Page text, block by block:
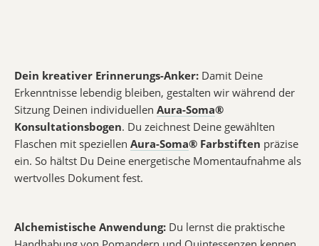
Dein kreativer Erinnerungs-Anker: Damit Deine
Erkenntnisse lebendig bleiben, gestalten wir während der
Sitzung Deinen individuellen Aura-Soma®
Konsultationsbogen. Du zeichnest Deine gewählten
Flaschen mit speziellen Aura-Soma® Farbstiften präzise
ein. So hältst Du Deine energetische Momentaufnahme als
wertvolles Dokument fest.
Alchemistische Anwendung: Du lernst die praktische